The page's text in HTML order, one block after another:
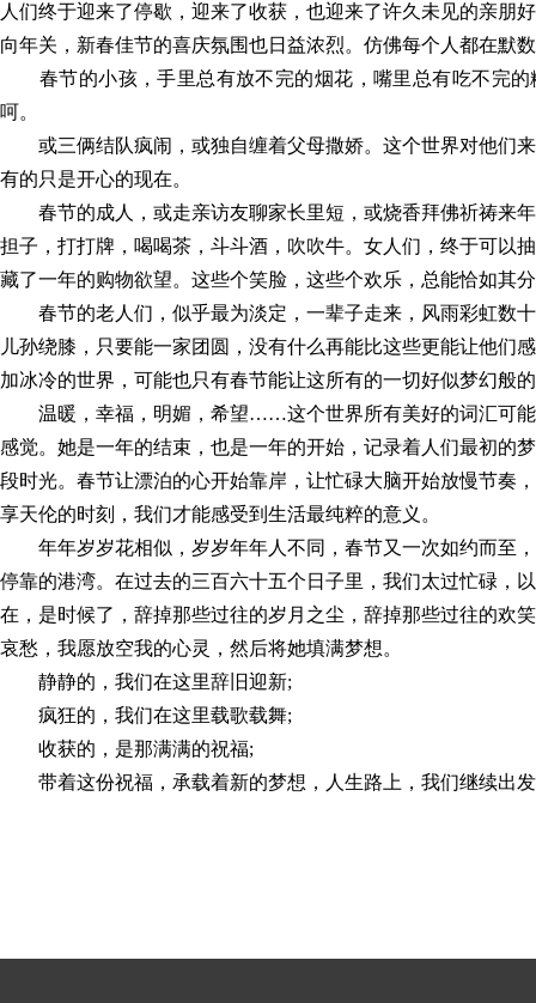
人们终于迎来了停歇，迎来了收获，也迎来了许久未见的亲朋
向年关，新春佳节的喜庆氛围也日益浓烈。仿佛每个人都在默
春节的小孩，手里总有放不完的烟花，嘴里总有吃不完的
呵。
或三俩结队疯闹，或独自缠着父母撒娇。这个世界对他们来
有的只是开心的现在。
春节的成人，或走亲访友聊家长里短，或烧香拜佛祈祷来年
担子，打打牌，喝喝茶，斗斗酒，吹吹牛。女人们，终于可以
藏了一年的购物欲望。这些个笑脸，这些个欢乐，总能恰如其
春节的老人们，似乎最为淡定，一辈子走来，风雨彩虹数十
儿孙绕膝，只要能一家团圆，没有什么再能比这些更能让他们
加冰冷的世界，可能也只有春节能让这所有的一切好似梦幻般
温暖，幸福，明媚，希望……这个世界所有美好的词汇可能
感觉。她是一年的结束，也是一年的开始，记录着人们最初的
段时光。春节让漂泊的心开始靠岸，让忙碌大脑开始放慢节奏
享天伦的时刻，我们才能感受到生活最纯粹的意义。
年年岁岁花相似，岁岁年年人不同，春节又一次如约而至，
停靠的港湾。在过去的三百六十五个日子里，我们太过忙碌，
在，是时候了，辞掉那些过往的岁月之尘，辞掉那些过往的欢
哀愁，我愿放空我的心灵，然后将她填满梦想。
静静的，我们在这里辞旧迎新;
疯狂的，我们在这里载歌载舞;
收获的，是那满满的祝福;
带着这份祝福，承载着新的梦想，人生路上，我们继续出